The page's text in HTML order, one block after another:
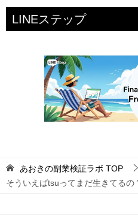
LINEステップ
あおきの副業検証ラボ TOP
そういえばtsuってまだ生きてるの